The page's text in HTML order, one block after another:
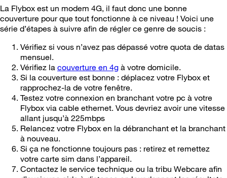
La Flybox est un modem 4G, il faut donc une bonne
couverture pour que tout fonctionne à ce niveau ! Voici une
série d’étapes à suivre afin de régler ce genre de soucis :
Vérifiez si vous n’avez pas dépassé votre quota de datas
mensuel.
Vérifiez la couverture en 4g à votre domicile.
Si la couverture est bonne : déplacez votre Flybox et
rapprochez-la de votre fenêtre.
Testez votre connexion en branchant votre pc à votre
Flybox via cable ethernet. Vous devriez avoir une vitesse
allant jusqu’à 225mbps
Relancez votre Flybox en la débranchant et la branchant
à nouveau.
Si ça ne fonctionne toujours pas : retirez et remettez
votre carte sim dans l’appareil.
Contactez le service technique ou la tribu Webcare afin